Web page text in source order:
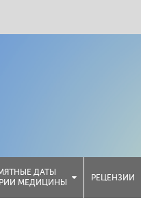
ДАТЫ
МЕДИЦИНЫ
РЕЦЕНЗИИ